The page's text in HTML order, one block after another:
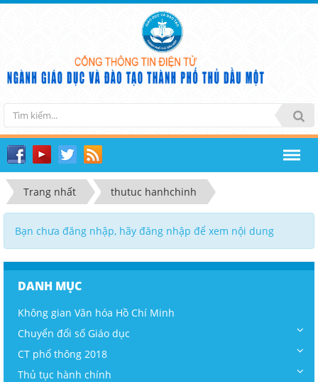
Trang nhất thutuc hanhchinh
Bạn chưa đăng nhập, hãy đăng nhập để xem nội dung
DANH MỤC
Không gian Văn hóa Hồ Chí Minh
Chuyển đổi số Giáo dục
CT phổ thông 2018
Thủ tục hành chính